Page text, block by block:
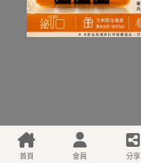
首頁 會員 分享